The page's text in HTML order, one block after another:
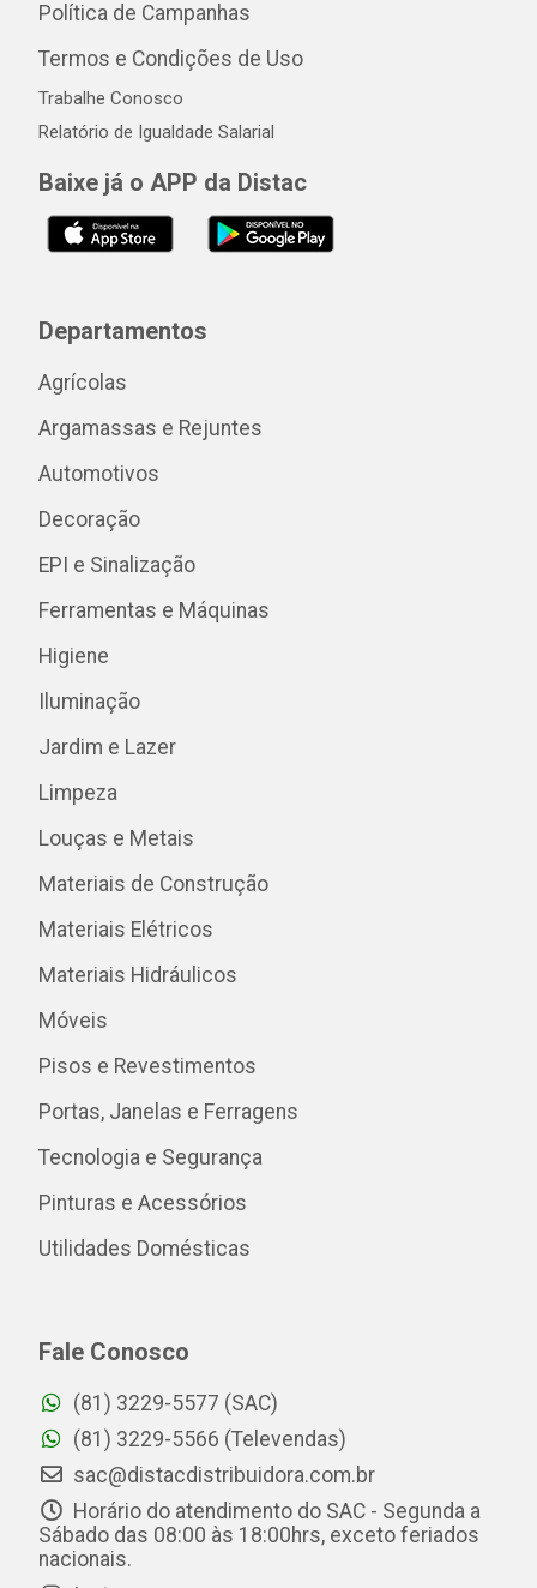
Política de Campanhas
Termos e Condições de Uso
Trabalhe Conosco
Relatório de Igualdade Salarial
Baixe já o APP da Distac
Departamentos
Agrícolas
Argamassas e Rejuntes
Automotivos
Decoração
EPI e Sinalização
Ferramentas e Máquinas
Higiene
Iluminação
Jardim e Lazer
Limpeza
Louças e Metais
Materiais de Construção
Materiais Elétricos
Materiais Hidráulicos
Móveis
Pisos e Revestimentos
Portas, Janelas e Ferragens
Tecnologia e Segurança
Pinturas e Acessórios
Utilidades Domésticas
Fale Conosco
(81) 3229-5577 (SAC)
(81) 3229-5566 (Televendas)
sac@distacdistribuidora.com.br
Horário do atendimento do SAC - Segunda a
Sábado das 08:00 às 18:00hrs, exceto feriados
nacionais.